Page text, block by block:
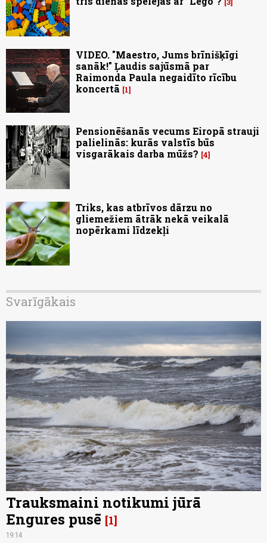
VIDEO. "Maestro, Jums brīnišķīgi
sanāk!" Ļaudis sajūsmā par
Raimonda Paula negaidīto rīcību
koncertā
1
Pensionēšanās vecums Eiropā strauji
palielinās: kurās valstīs būs
visgarākais darba mūžs? 4
Triks, kas atbrīvos dārzu no
gliemežiem ātrāk nekā veikalā
nopērkami līdzekļi
Svarīgākais
Trauksmaini notikumi jūrā
Engures pusē 1
19:14